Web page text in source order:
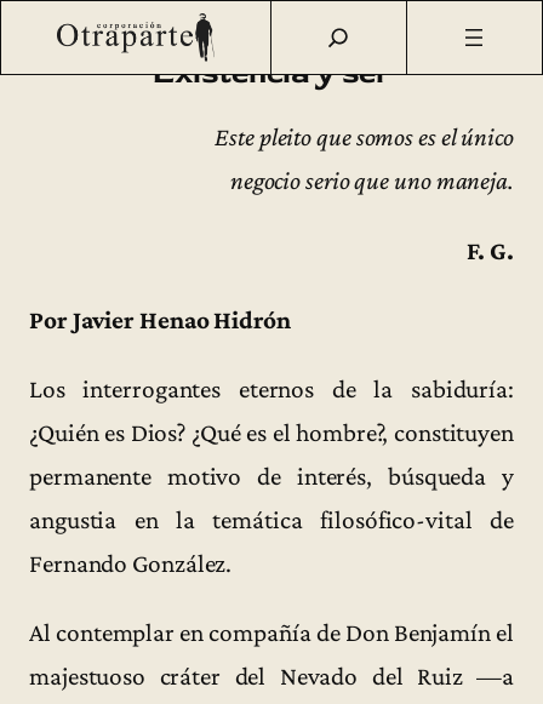
Saltar
Otraparte.org/Fernando González Vida Existencia y ser
Existencia y ser
Este pleito que somos es el único
negocio serio que uno maneja.
F. G.
Por Javier Henao Hidrón
Los interrogantes eternos de la sabiduría:
¿Quién es Dios? ¿Qué es el hombre?, constituyen
permanente motivo de interés, búsqueda y
angustia en la temática filosófico-vital de
Fernando González.
Al contemplar en compañía de Don Benjamín el
majestuoso cráter del Nevado del Ruiz —a